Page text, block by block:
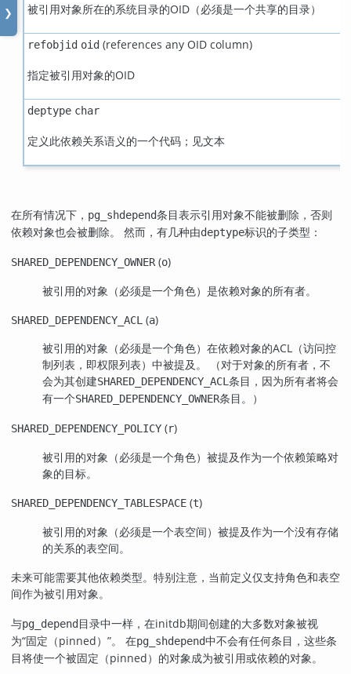
❯ 被引用对象所在的系统目录的OID（必须是一个共享的目录）
refobjid oid(references any OID column)
指定被引用对象的OID
deptype char
定义此依赖关系语义的一个代码；见文本
在所有情况下， pg_shdepend条目表示引用对象不能被删除，否则
依赖对象也会被删除。 然而，有几种由deptype标识的子类型：
SHARED_DEPENDENCY_OWNER(o)
被引用的对象（必须是一个角色）是依赖对象的所有者。
SHARED_DEPENDENCY_ACL (a)
被引用的对象（必须是一个角色）在依赖对象的ACL（访问控
制列表，即权限列表）中被提及。 （对于对象的所有者，不
会为其创建SHARED_DEPENDENCY_ACL条目，因为所有者将会
有一个SHARED_DEPENDENCY_OWNER条目。）
SHARED_DEPENDENCY_POLICY (r)
被引用的对象（必须是一个角色）被提及作为一个依赖策略对
象的目标。
SHARED_DEPENDENCY_TABLESPACE (t)
被引用的对象（必须是一个表空间）被提及作为一个没有存储
的关系的表空间。
未来可能需要其他依赖类型。特别注意，当前定义仅支持角色和表空
间作为被引用对象。
与pg_depend 目录中一样，在initdb期间创建的大多数对象被视
为“固定（pinned） ”。 在pg_shdepend中不会有任何条目，这些条
目将使一个被固定（pinned）的对象成为被引用或依赖的对象。